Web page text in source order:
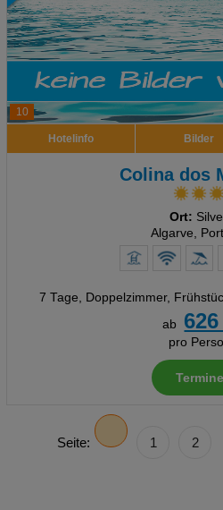
10
Hotelinfo Bilder
Colina dos
Ort:
Algarve,
7 Tage, Doppelzimmer,
ab
pro
Termine
Seite: 1 2